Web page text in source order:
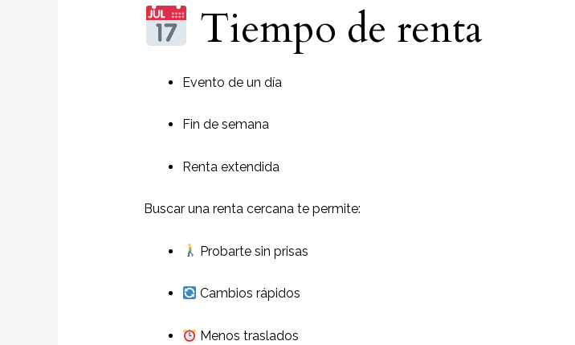
Tiempo de renta
Evento de un día
Fin de semana
Renta extendida
Buscar una renta cercana te permite:
Probarte sin prisas
Cambios rápidos
Menos traslados